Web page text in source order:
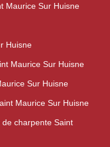
Maurice Sur Huisne
Huisne
Maurice Sur Huisne
Sur Huisne
Maurice Sur Huisne
charpente Saint